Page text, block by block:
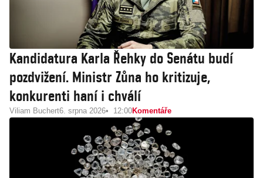
Kandidatura Karla Řehky do Senátu budí
pozdvižení. Ministr Zůna ho kritizuje,
konkurenti haní i chválí
Viliam Buchert6. srpna 2026 12:00Komentáře